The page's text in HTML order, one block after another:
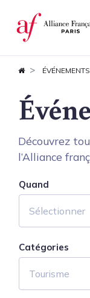
Panneau de
ÉVÉNEMENTS
Découvrez
l’Alliance
Quand
Sélectionner
Catégories
Tourisme